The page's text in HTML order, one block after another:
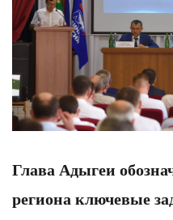
Глава Адыгеи
региона ключевые